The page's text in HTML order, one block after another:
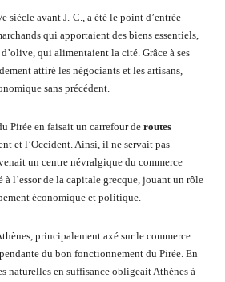
siècle avant J.-C., a été le point d’entrée
qui apportaient des biens essentiels,
qui alimentaient la cité. Grâce à ses
attiré les négociants et les artisans,
sans précédent.
Pirée en faisait un carrefour de routes
et l’Occident. Ainsi, il ne servait pas
un centre névralgique du commerce
l’essor de la capitale grecque, jouant un rôle
économique et politique.
principalement axé sur le commerce
du bon fonctionnement du Pirée. En
naturelles en suffisance obligeait Athènes à